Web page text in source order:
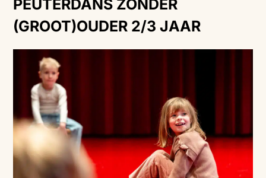
PEUTERDANS ZONDER
(GROOT)OUDER 2/3 JAAR